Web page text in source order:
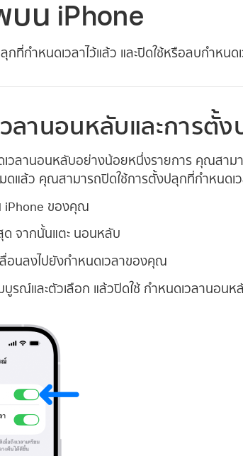
น iPhone
ที่กำหนดเวลาไว้แล้ว และปิดใช้หรือลบกำหน
วลานอนหลับและการตั้
วลานอนหลับอย่างน้อยหนึ่งรายการ คุณสามา
แล้ว คุณสามารถปิดใช้การตั้งปลุกที่กำหนดเว
iPhone ของคุณ
ด จากนั้นแตะ นอนหลับ
อนลงไปยังกำหนดเวลาของคุณ
มบูรณ์และตัวเลือก แล้วปิดใช้ กำหนดเวลานอน